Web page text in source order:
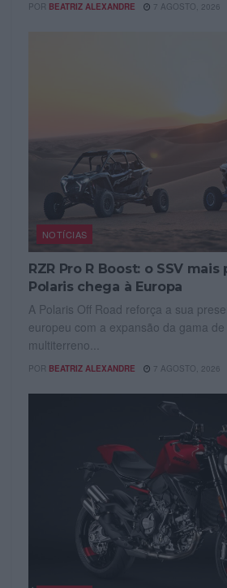
POR BEATRIZ ALEXANDRE 7 AGOSTO, 2026
NOTÍCIAS
RZR Pro R Boost: o SSV
Polaris chega à Europa
A Polaris Off Road reforça a sua
europeu com a expansão da gama
multiterreno...
POR BEATRIZ ALEXANDRE 7 AGOSTO, 2026